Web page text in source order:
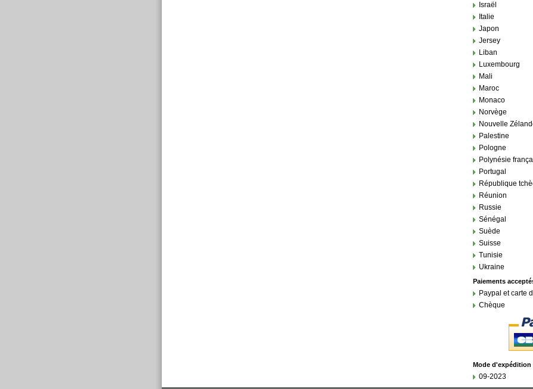
Israël
Italie
Japon
Jersey
Liban
Luxembourg
Mali
Maroc
Monaco
Norvège
Nouvelle
Palestine
Pologne
Polynésie
Portugal
République
Réunion
Russie
Sénégal
Suède
Suisse
Tunisie
Ukraine
Paiements
Paypal et carte
Chèque
Mode d'expédition
09-2023